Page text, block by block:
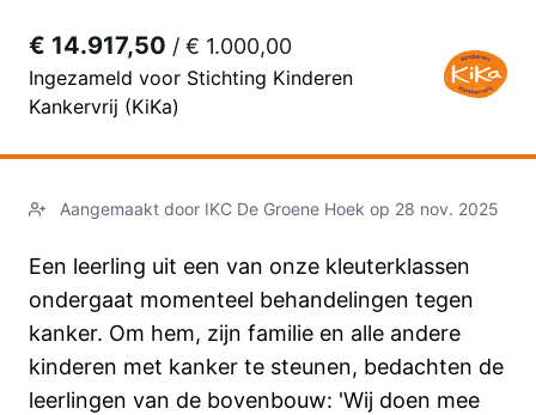
€ 14.917,50 / € 1.000,00
Ingezameld voor Stichting Kinderen
Kankervrij (KiKa)
Aangemaakt door IKC De Groene Hoek op 28 nov. 2025
Een leerling uit een van onze kleuterklassen
ondergaat momenteel behandelingen tegen
kanker. Om hem, zijn familie en alle andere
kinderen met kanker te steunen, bedachten de
leerlingen van de bovenbouw: 'Wij doen mee